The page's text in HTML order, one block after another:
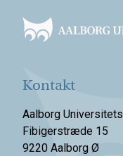
Kontakt
Aalborg
Fibigerstræde 15
9220 Aalborg Ø